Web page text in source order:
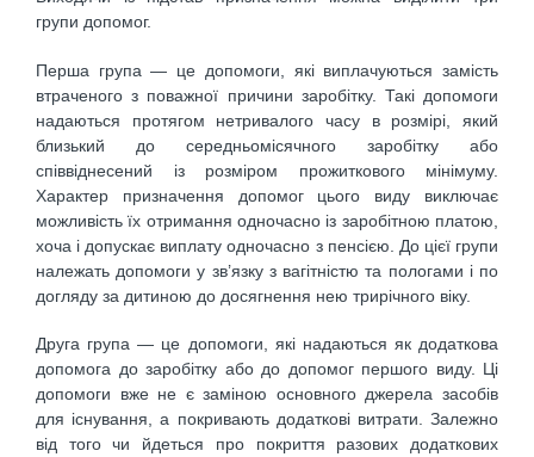
групи допомог.
Перша група — це допомоги, які виплачуються замість
втраченого з поважної причини заробітку. Такі допомоги
надаються протягом нетривалого часу в розмірі, який
близький до середньомісячного заробітку або
співвіднесений із розміром прожиткового мінімуму.
Характер призначення допомог цього виду виключає
можливість їх отримання одночасно із заробітною платою,
хоча і допускає виплату одночасно з пенсією. До цієї групи
належать допомоги у зв’язку з вагітністю та пологами і по
догляду за дитиною до досягнення нею трирічного віку.
Друга група — це допомоги, які надаються як додаткова
допомога до заробітку або до допомог першого виду. Ці
допомоги вже не є заміною основного джерела засобів
для існування, а покривають додаткові витрати. Залежно
від того чи йдеться про покриття разових додаткових